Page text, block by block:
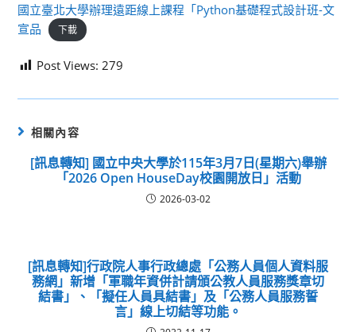
國立臺北大學辦理遠距線上課程「Python基礎程式設計班-文
宣品
下載
Post Views: 279
相關內容
[訊息轉知] 國立中央大學於115年3月7日(星期六)舉辦
「2026 Open HouseDay校園開放日」活動
2026-03-02
[訊息轉知]行政院人事行政總處「公務人員個人資料服
務網」新增「軍職年資併計請頒公教人員服務獎章切
結書」、「擬任人員具結書」及「公務人員服務誓
言」線上切結等功能。